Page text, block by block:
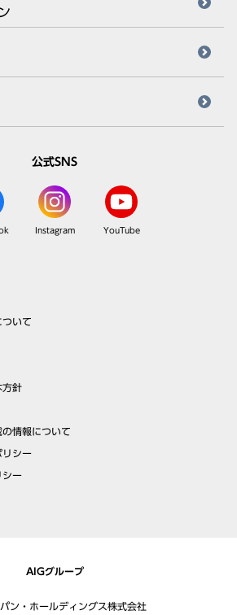
公式SNS
Instagram YouTube
ついて
方針
情報について
リシー
シー
AIGグループ
ン・ホールディングス株式会社